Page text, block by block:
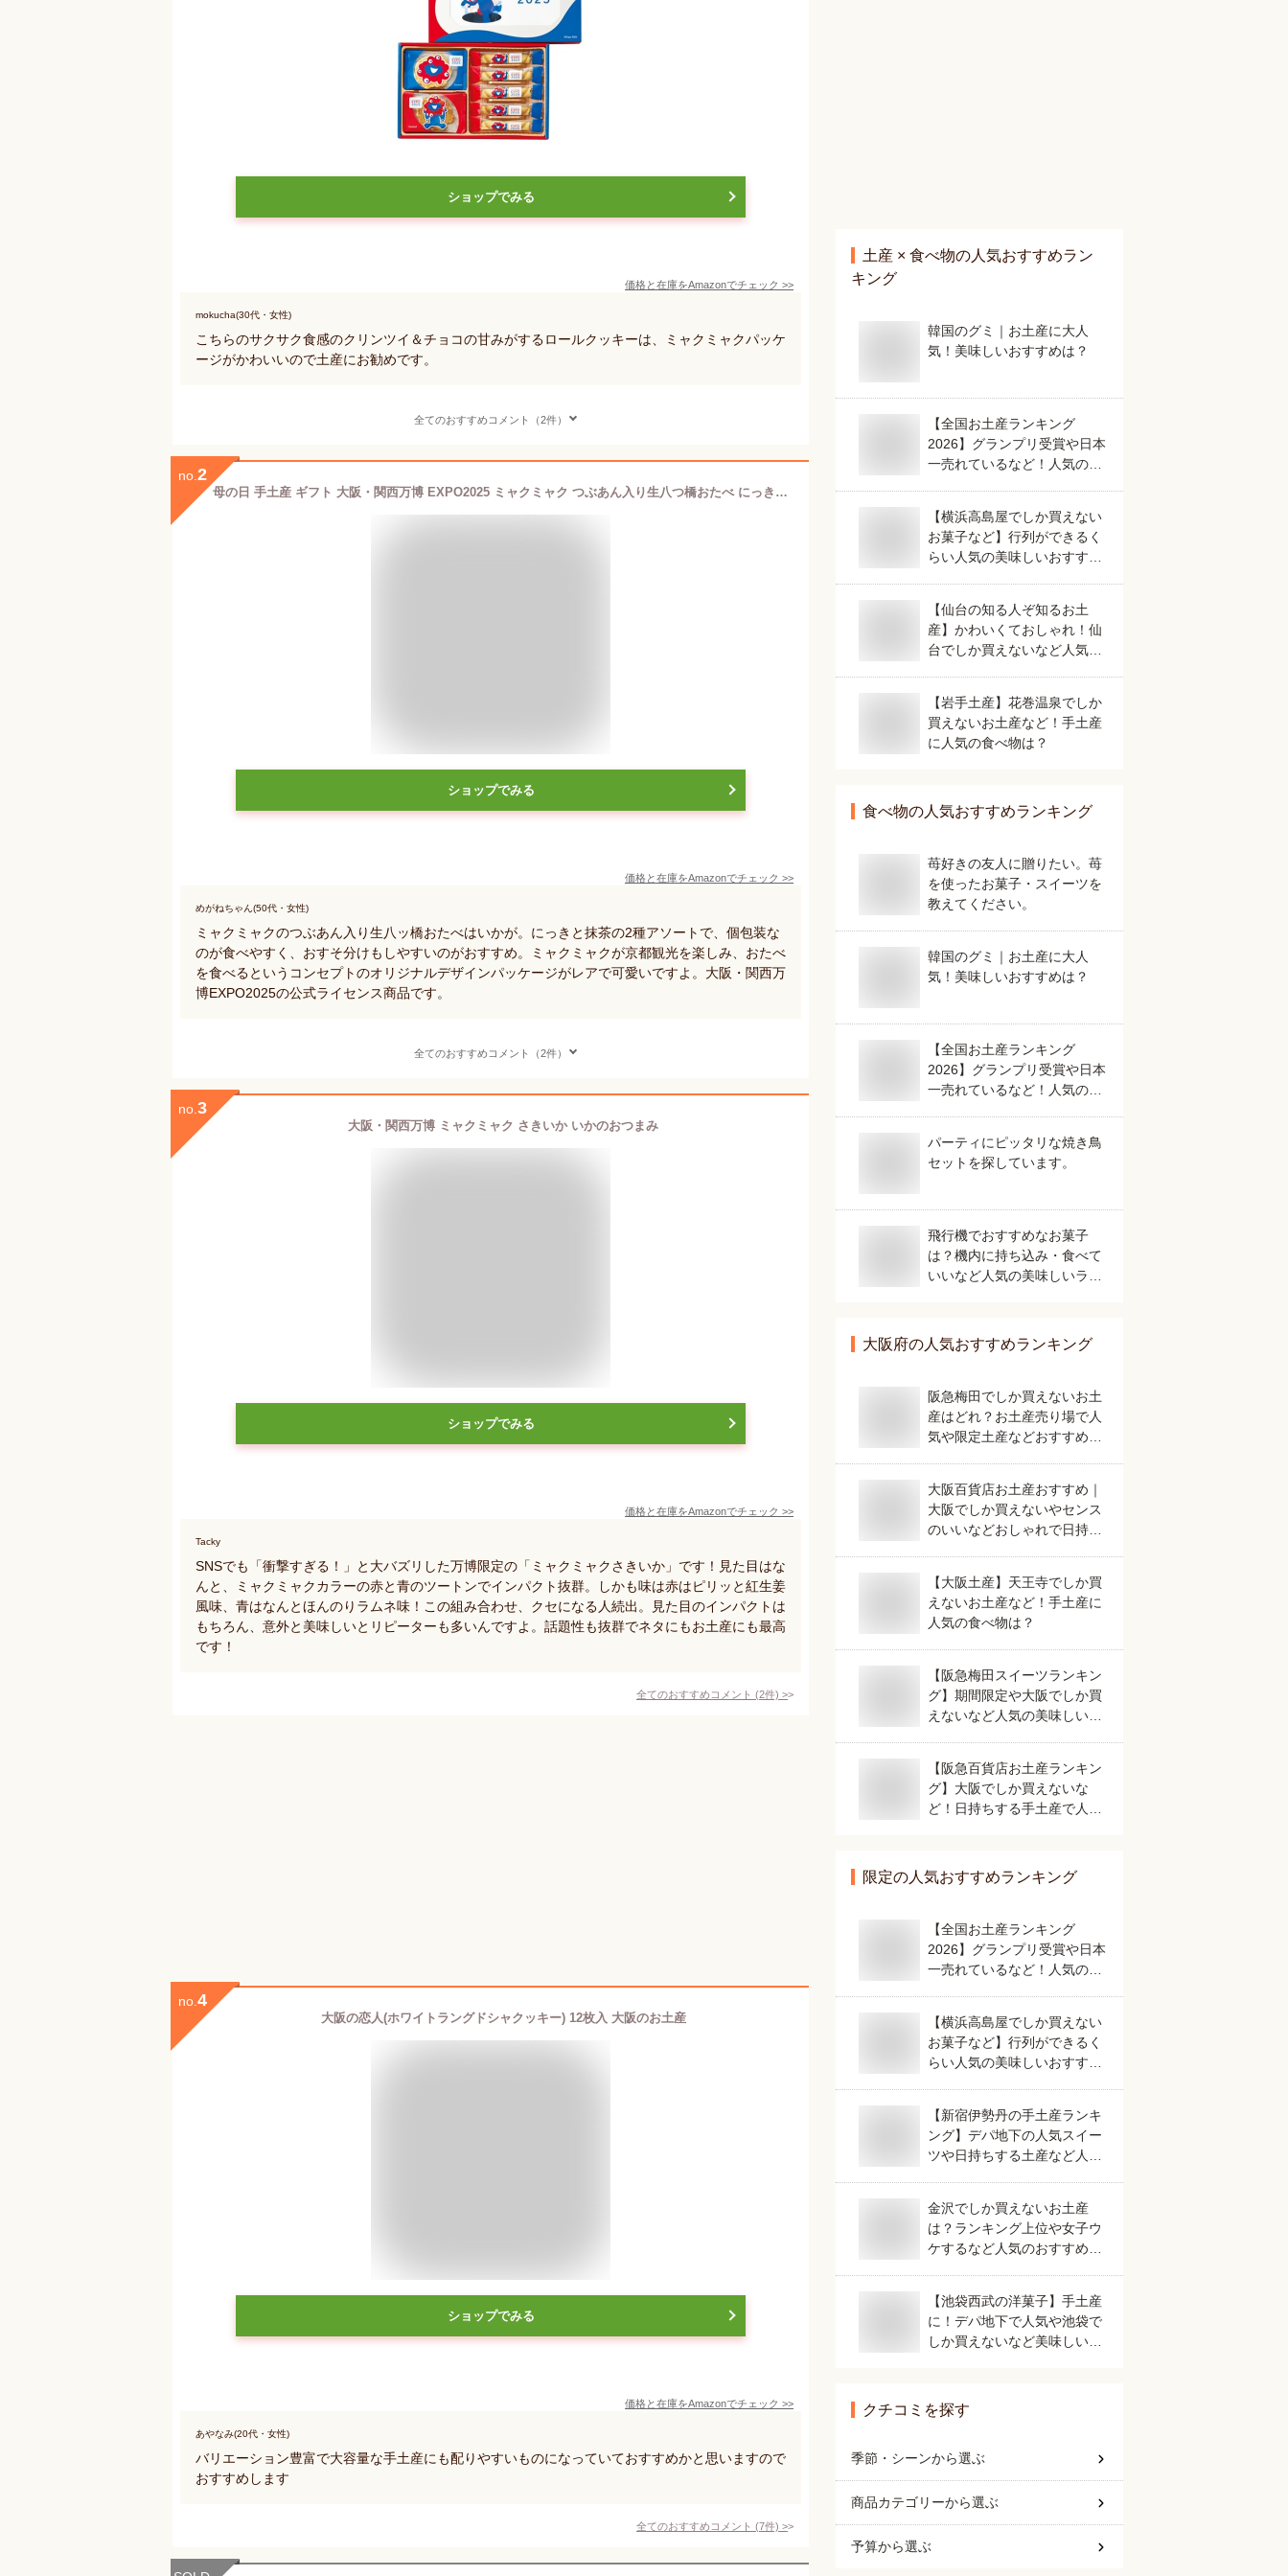
ショップでみる
価格と在庫をAmazonでチェック >>
mokucha(30代・女性)
こちらのサクサク食感のクリンツイ＆チョコの甘みがするロールクッキーは、ミャクミャクパッケ
ージがかわいいので土産にお勧めです。
全てのおすすめコメント（2件）
no. 2
母の日 手土産 ギフト 大阪・関西万博 EXPO2025 ミャクミャク つぶあん入り生八つ橋おたべ にっき抹茶 8個入 個装
ショップでみる
価格と在庫をAmazonでチェック >>
めがねちゃん(50代・女性)
ミャクミャクのつぶあん入り生八ッ橋おたべはいかが。にっきと抹茶の2種アソートで、個包装な
のが食べやすく、おすそ分けもしやすいのがおすすめ。ミャクミャクが京都観光を楽しみ、おたべ
を食べるというコンセプトのオリジナルデザインパッケージがレアで可愛いですよ。大阪・関西万
博EXPO2025の公式ライセンス商品です。
全てのおすすめコメント（2件）
no. 3
大阪・関西万博 ミャクミャク さきいか いかのおつまみ
ショップでみる
価格と在庫をAmazonでチェック >>
Tacky
SNSでも「衝撃すぎる！」と大バズリした万博限定の「ミャクミャクさきいか」です！見た目はな
んと、ミャクミャクカラーの赤と青のツートンでインパクト抜群。しかも味は赤はピリッと紅生姜
風味、青はなんとほんのりラムネ味！この組み合わせ、クセになる人続出。見た目のインパクトは
もちろん、意外と美味しいとリピーターも多いんですよ。話題性も抜群でネタにもお土産にも最高
です！
全てのおすすめコメント (2件) >
no. 4
大阪の恋人(ホワイトラングドシャクッキー) 12枚入 大阪のお土産
ショップでみる
価格と在庫をAmazonでチェック >>
あやなみ(20代・女性)
バリエーション豊富で大容量な手土産にも配りやすいものになっていておすすめかと思いますので
おすすめします
全てのおすすめコメント (7件) >
土産 × 食べ物の人気おすすめラン
キング
韓国のグミ｜お土産に大人
気！美味しいおすすめは？
【全国お土産ランキング
2026】グランプリ受賞や日本
一売れているなど！人気のご
【横浜高島屋でしか買えない
お菓子など】行列ができるく
らい人気の美味しいおすすめ
【仙台の知る人ぞ知るお土
産】かわいくておしゃれ！仙
台でしか買えないなど人気の
【岩手土産】花巻温泉でしか
買えないお土産など！手土産
に人気の食べ物は？
食べ物の人気おすすめランキング
苺好きの友人に贈りたい。苺
を使ったお菓子・スイーツを
教えてください。
韓国のグミ｜お土産に大人
気！美味しいおすすめは？
【全国お土産ランキング
2026】グランプリ受賞や日本
一売れているなど！人気のご
パーティにピッタリな焼き鳥
セットを探しています。
飛行機でおすすめなお菓子
は？機内に持ち込み・食べて
いいなど人気の美味しいラン
大阪府の人気おすすめランキング
阪急梅田でしか買えないお土
産はどれ？お土産売り場で人
気や限定土産などおすすめを
大阪百貨店お土産おすすめ｜
大阪でしか買えないやセンス
のいいなどおしゃれで日持ち
【大阪土産】天王寺でしか買
えないお土産など！手土産に
人気の食べ物は？
【阪急梅田スイーツランキン
グ】期間限定や大阪でしか買
えないなど人気の美味しいお
【阪急百貨店お土産ランキン
グ】大阪でしか買えないな
ど！日持ちする手土産で人気
限定の人気おすすめランキング
【全国お土産ランキング
2026】グランプリ受賞や日本
一売れているなど！人気のご
【横浜高島屋でしか買えない
お菓子など】行列ができるく
らい人気の美味しいおすすめ
【新宿伊勢丹の手土産ランキ
ング】デパ地下の人気スイー
ツや日持ちする土産など人気
金沢でしか買えないお土産
は？ランキング上位や女子ウ
ケするなど人気のおすすめを
【池袋西武の洋菓子】手土産
に！デパ地下で人気や池袋で
しか買えないなど美味しいお
クチコミを探す
季節・シーンから選ぶ
商品カテゴリーから選ぶ
予算から選ぶ